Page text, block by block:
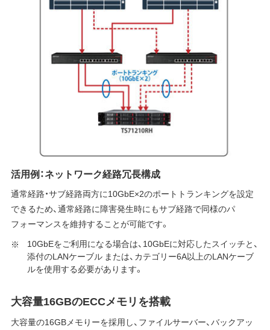
活用例：ネットワーク経路冗長構成
通常経路・サブ経路両方に10GbE×2のポートトランキングを設定
できるため、通常経路に障害発生時にもサブ経路で同様のパ
フォーマンスを維持することが可能です。
10GbEをご利用になる場合は、10GbEに対応したスイッチと、
添付のLANケーブル または、カテゴリー6A以上のLANケーブ
ルを使用する必要があります。
大容量16GBのECCメモリを搭載
大容量の16GBメモりーを採用し、ファイルサーバー、バックアッ